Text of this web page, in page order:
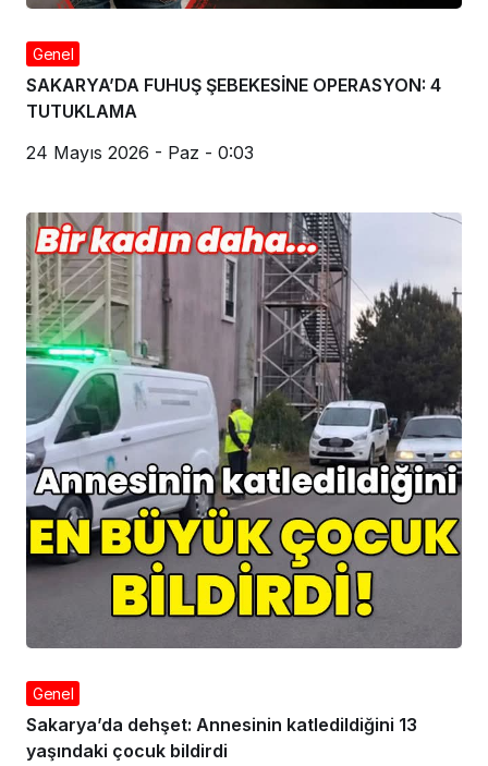
Genel
SAKARYA’DA FUHUŞ ŞEBEKESİNE OPERASYON: 4
TUTUKLAMA
24 Mayıs 2026 - Paz - 0:03
Genel
Sakarya’da dehşet: Annesinin katledildiğini 13
yaşındaki çocuk bildirdi